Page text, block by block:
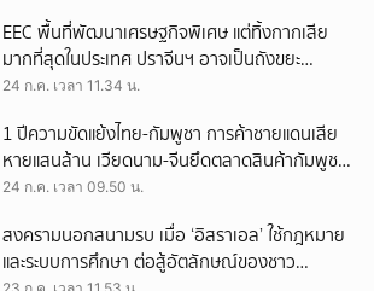
EEC พื้นที่พัฒนาเศรษฐกิจพิเศษ แต่ทิ้งกากเสีย
มากที่สุดในประเทศ ปราจีนฯ อาจเป็นถังขยะ
อุตสาหกรรมใบใหม่?
24 ก.ค. เวลา 11.34 น.
1 ปีความขัดแย้งไทย-กัมพูชา การค้าชายแดนเสีย
หายแสนล้าน เวียดนาม-จีนยึดตลาดสินค้ากัมพูชา
ทดแทนสินค้าไทย
24 ก.ค. เวลา 09.50 น.
สงครามนอกสนามรบ เมื่อ ‘อิสราเอล’ ใช้กฎหมาย
และระบบการศึกษา ต่อสู้อัตลักษณ์ของชาว